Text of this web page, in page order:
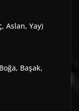
Aslan, Yay)
Başak,